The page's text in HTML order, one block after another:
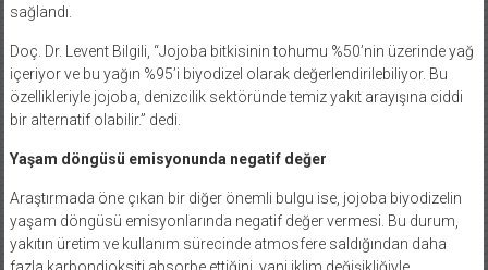
sağlandı.
Doç. Dr. Levent Bilgili, “Jojoba bitkisinin tohumu %50’nin üzerinde yağ
içeriyor ve bu yağın %95’i biyodizel olarak değerlendirilebiliyor. Bu
özellikleriyle jojoba, denizcilik sektöründe temiz yakıt arayışına ciddi
bir alternatif olabilir.” dedi.
Yaşam döngüsü emisyonunda negatif değer
Araştırmada öne çıkan bir diğer önemli bulgu ise, jojoba biyodizelin
yaşam döngüsü emisyonlarında negatif değer vermesi. Bu durum,
yakıtın üretim ve kullanım sürecinde atmosfere saldığından daha
fazla karbondioksiti absorbe ettiğini, yani iklim değişikliğiyle